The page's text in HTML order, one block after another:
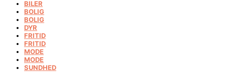
BILER
BOLIG
BOLIG
DYR
FRITID
FRITID
MODE
MODE
SUNDHED